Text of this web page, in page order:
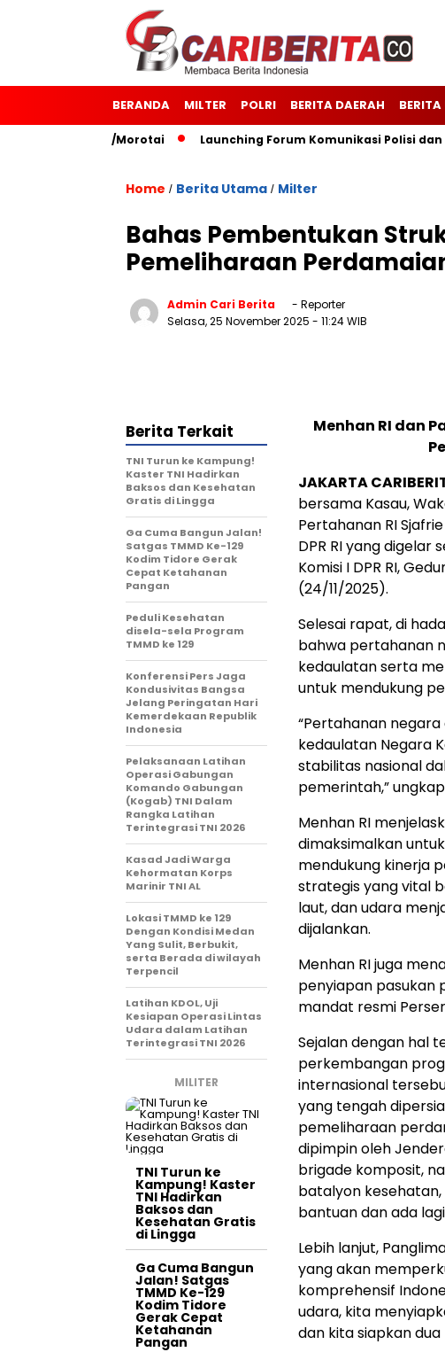
BERANDA MILTER POLRI BERITA DAERAH
Kodim 1514/Morotai Launching Forum Komunikasi Polisi dan
Home / Berita Utama / Milter
Bahas Pembentukan
Pemeliharaan
Admin Cari Berita
- Reporter
Selasa, 25 November 2025 - 11:24 WIB
Menhan RI dan
JAKARTA
bersama Kasau,
Pertahanan RI
DPR RI yang
Komisi I DPR RI,
(24/11/2025).
Selesai rapat, di
bahwa pertahanan
kedaulatan serta
untuk mendukung
“Pertahanan
kedaulatan Negara
stabilitas nasional
pemerintah,”
Menhan RI
dimaksimalkan
mendukung kinerja
strategis yang vital
laut, dan udara
dijalankan.
Menhan RI juga
penyiapan pasukan
mandat resmi
Sejalan dengan hal
perkembangan
internasional
yang tengah
pemeliharaan
dipimpin oleh
brigade komposit,
batalyon
bantuan dan ada
Lebih lanjut,
yang akan
komprehensif
udara, kita
dan kita siapkan
Berita Terkait
TNI Turun ke Kampung!
Kaster TNI Hadirkan
Baksos dan Kesehatan
Gratis di Lingga
Ga Cuma Bangun Jalan!
Satgas TMMD Ke-129
Kodim Tidore Gerak
Cepat Ketahanan
Pangan
Peduli Kesehatan
disela-sela Program
TMMD ke 129
Konferensi Pers Jaga
Kondusivitas Bangsa
Jelang Peringatan Hari
Kemerdekaan Republik
Indonesia
Pelaksanaan Latihan
Operasi Gabungan
Komando Gabungan
(Kogab) TNI Dalam
Rangka Latihan
Terintegrasi TNI 2026
Kasad Jadi Warga
Kehormatan Korps
Marinir TNI AL
Lokasi TMMD ke 129
Dengan Kondisi Medan
Yang Sulit, Berbukit,
serta Berada di wilayah
Terpencil
Latihan KDOL, Uji
Kesiapan Operasi Lintas
Udara dalam Latihan
Terintegrasi TNI 2026
MILITER
TNI Turun ke
Kampung! Kaster
TNI Hadirkan
Baksos dan
Kesehatan Gratis
di Lingga
Ga Cuma Bangun
Jalan! Satgas
TMMD Ke-129
Kodim Tidore
Gerak Cepat
Ketahanan
Pangan